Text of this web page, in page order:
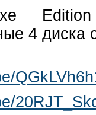
4 диска